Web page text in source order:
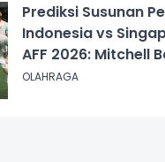
Prediksi Susunan
Indonesia vs
AFF 2026: Mitchell
Andalan Lini Depan
OLAHRAGA